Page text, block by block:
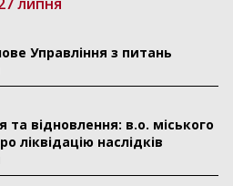
Управління з питань
та відновлення: в.о. міського
ліквідацію наслідків